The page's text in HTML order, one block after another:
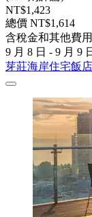
NT$1,423
總價 NT$1,614
含稅金和其他費用
9 月 8 日 - 9 月 9
芽莊海岸住宅飯店